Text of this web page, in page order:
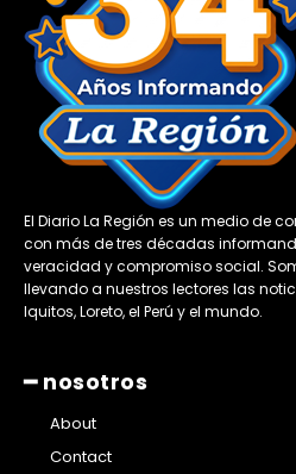
El Diario La Región es un medio de
con más de tres décadas
veracidad y compromiso social.
llevando a nuestros lectores las
Iquitos, Loreto, el Perú y el mundo.
━ nosotros
About
Contact